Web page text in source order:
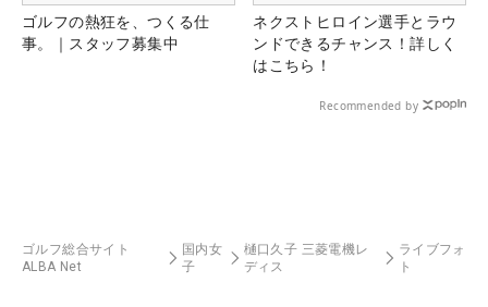
ゴルフの熱狂を、つくる仕
事。｜スタッフ募集中
ネクストヒロイン選手とラウ
ンドできるチャンス！詳しく
はこちら！
Recommended by
ゴルフ総合サイト
ALBA Net
国内女
子
樋口久子 三菱電機レ
ディス
ライブフォ
ト